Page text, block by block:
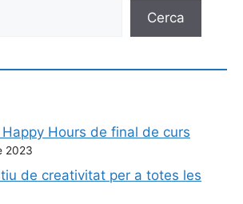
Cerca
Hours de final de curs
2023
de creativitat per a totes les